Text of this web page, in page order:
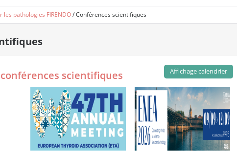
les pathologies FIRENDO/Conférences scientifiques
scientifiques Affichage calendrier